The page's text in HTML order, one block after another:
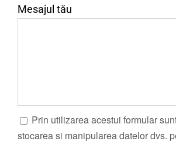
Mesajul tău
Prin utilizarea acestui formular
stocarea si manipularea datelor dvs.